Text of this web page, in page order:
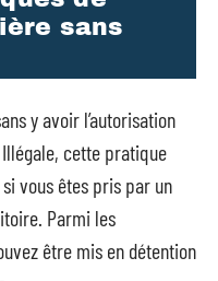
sans
y avoir l’autorisation
cette pratique
vous êtes pris par un
Parmi les
être mis en détention